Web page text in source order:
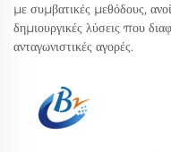
με συμβατικές μεθόδους,
δημιουργικές λύσεις που
ανταγωνιστικές αγορές.